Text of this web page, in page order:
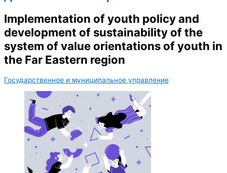
Implementation of youth policy and
development of sustainability of the
system of value orientations of youth in
the Far Eastern region
Государственное и муниципальное управление